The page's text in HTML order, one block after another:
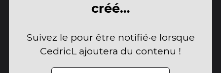
créé…
Suivez le pour être notifié·e lorsque
CedricL ajoutera du contenu !